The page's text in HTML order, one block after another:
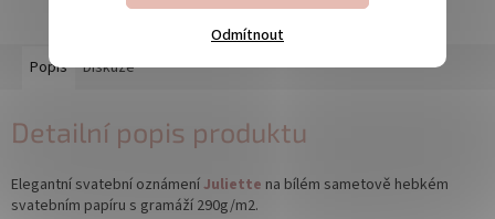
Odmítnout
Popis Diskuze
Detailní popis produktu
Elegantní svatební oznámeníJuliette na bílém sametově hebkém
svatebním papíru s gramáží 290g/m2.